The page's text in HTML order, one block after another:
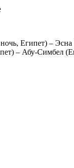
Египет) –
– Абу-Симбел